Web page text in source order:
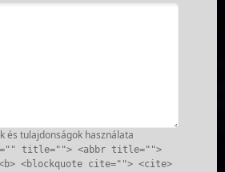
és tulajdonságok használata
title=""> <abbr title="">
<blockquote cite=""> <cite>